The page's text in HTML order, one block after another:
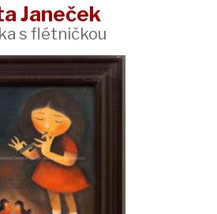
Janeček
s flétničkou